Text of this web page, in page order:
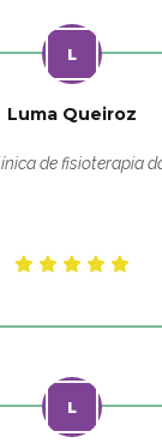
Luma Queiroz
de fisioterapia